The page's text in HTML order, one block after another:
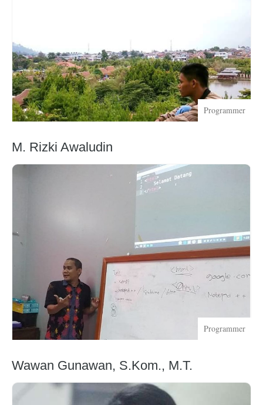
Programmer
M. Rizki Awaludin
Programmer
Wawan Gunawan, S.Kom., M.T.